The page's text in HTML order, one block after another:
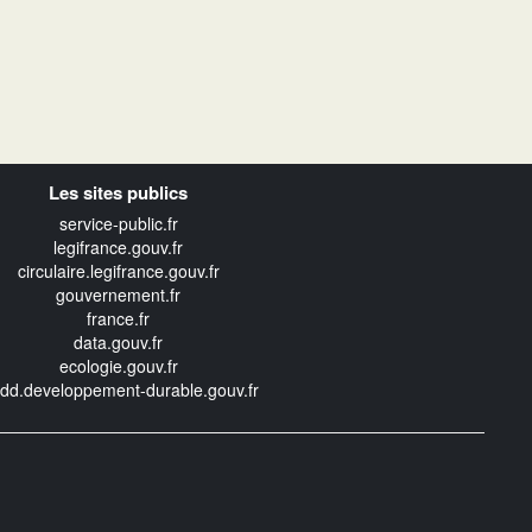
Les sites publics
service-public.fr
legifrance.gouv.fr
circulaire.legifrance.gouv.fr
gouvernement.fr
france.fr
data.gouv.fr
ecologie.gouv.fr
durable.gouv.fr